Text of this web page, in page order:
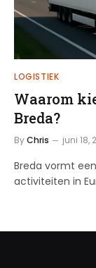
LOGISTIEK
Waarom
Breda?
ByChris juni 18,
Breda vormt
activiteiten in